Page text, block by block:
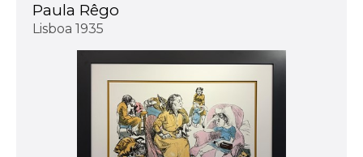
Paula Rêgo
Lisboa 1935